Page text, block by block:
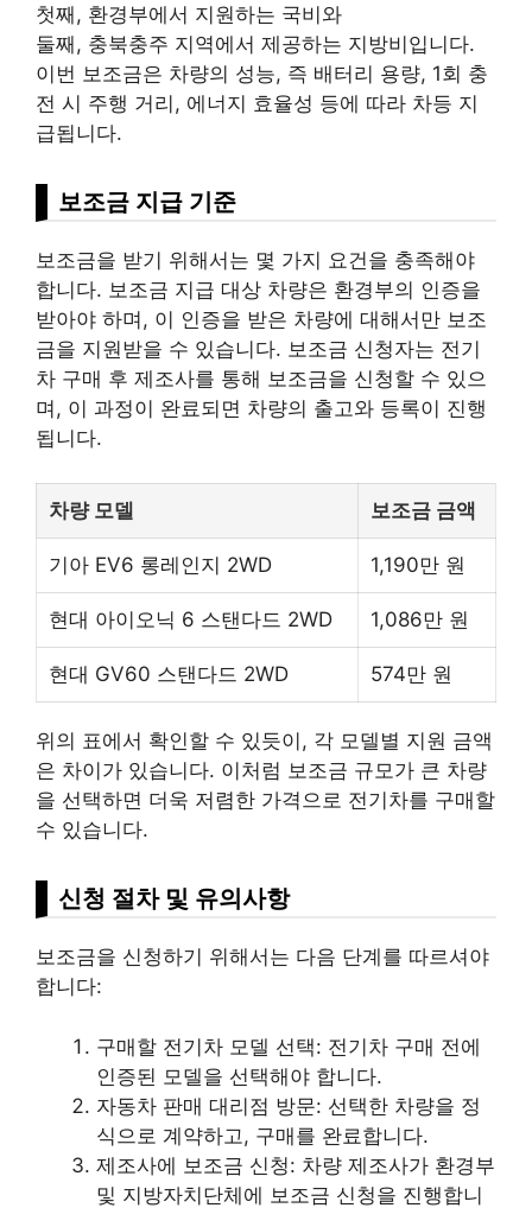
첫째, 환경부에서 지원하는 국비와
둘째, 충북충주 지역에서 제공하는 지방비입니다.
이번 보조금은 차량의 성능, 즉 배터리 용량, 1회 충
전 시 주행 거리, 에너지 효율성 등에 따라 차등 지
급됩니다.
보조금 지급 기준
보조금을 받기 위해서는 몇 가지 요건을 충족해야
합니다. 보조금 지급 대상 차량은 환경부의 인증을
받아야 하며, 이 인증을 받은 차량에 대해서만 보조
금을 지원받을 수 있습니다. 보조금 신청자는 전기
차 구매 후 제조사를 통해 보조금을 신청할 수 있으
며, 이 과정이 완료되면 차량의 출고와 등록이 진행
됩니다.
차량 모델 보조금 금액
기아 EV6 롱레인지 2WD 1,190만 원
현대 아이오닉 6 스탠다드 2WD 1,086만 원
현대 GV60 스탠다드 2WD 574만 원
위의 표에서 확인할 수 있듯이, 각 모델별 지원 금액
은 차이가 있습니다. 이처럼 보조금 규모가 큰 차량
을 선택하면 더욱 저렴한 가격으로 전기차를 구매할
수 있습니다.
신청 절차 및 유의사항
보조금을 신청하기 위해서는 다음 단계를 따르셔야
합니다:
구매할 전기차 모델 선택: 전기차 구매 전에
인증된 모델을 선택해야 합니다.
자동차 판매 대리점 방문: 선택한 차량을 정
식으로 계약하고, 구매를 완료합니다.
제조사에 보조금 신청: 차량 제조사가 환경부
및 지방자치단체에 보조금 신청을 진행합니